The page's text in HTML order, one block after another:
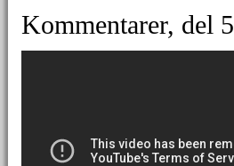
Kommentarer, del 5